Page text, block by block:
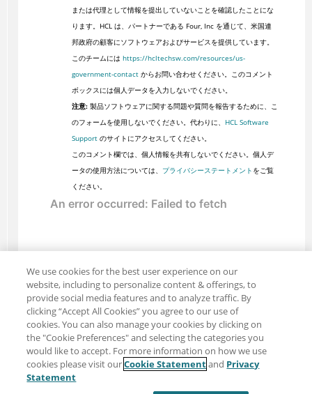
または代理として情報を提出していないことを確認したことにな
ります。HCL は、パートナーである Four, Inc を通じて、米国連
邦政府の顧客にソフトウェアおよびサービスを提供しています。
このチームには https://hcltechsw.com/resources/us-
government-contactからお問い合わせください。このコメント
ボックスには個人データを入力しないでください。
注意:製品ソフトウェアに関する問題や質問を報告するために、こ
のフォームを使用しないでください。代わりに、 HCL Software
Supportのサイトにアクセスしてください。
このコメント欄では、個人情報を共有しないでください。個人デ
ータの使用方法については、 プライバシーステートメント をご覧
ください。
共有: メール
ツイッター
We use cookies for the best user experience on our
website, including to personalize content & offerings, to
provide social media features and to analyze traffic. By
clicking “Accept All Cookies” you agree to our use of
cookies. You can also manage your cookies by clicking on
the "Cookie Preferences" and selecting the categories you
would like to accept. For more information on how we use
cookies please visit ourCookie Statementand Privacy
Statement